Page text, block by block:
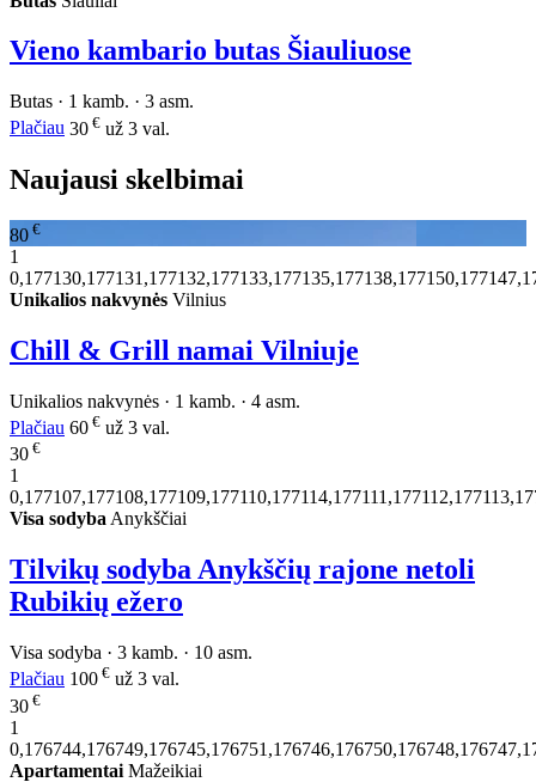
Vieno kambario butas Šiauliuose
Butas · 1 kamb. · 3 asm.
Plačiau 30 € už 3 val.
Naujausi skelbimai
80 €
1
Unikalios nakvynės Vilnius
Chill & Grill namai Vilniuje
Unikalios nakvynės · 1 kamb. · 4 asm.
Plačiau 60 € už 3 val.
30 €
1
Visa sodyba Anykščiai
Tilvikų sodyba Anykščių rajone netoli
Rubikių ežero
Visa sodyba · 3 kamb. · 10 asm.
Plačiau 100 € už 3 val.
30 €
1
Apartamentai Mažeikiai